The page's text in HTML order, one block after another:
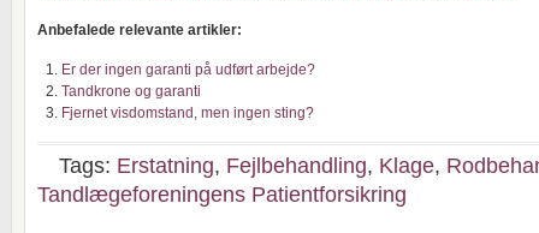
Anbefalede relevante artikler:
Er der ingen garanti på udført arbejde?
Tandkrone og garanti
Fjernet visdomstand, men ingen sting?
Tags: Erstatning, Fejlbehandling, Klage,
Tandlægeforeningens Patientforsikring